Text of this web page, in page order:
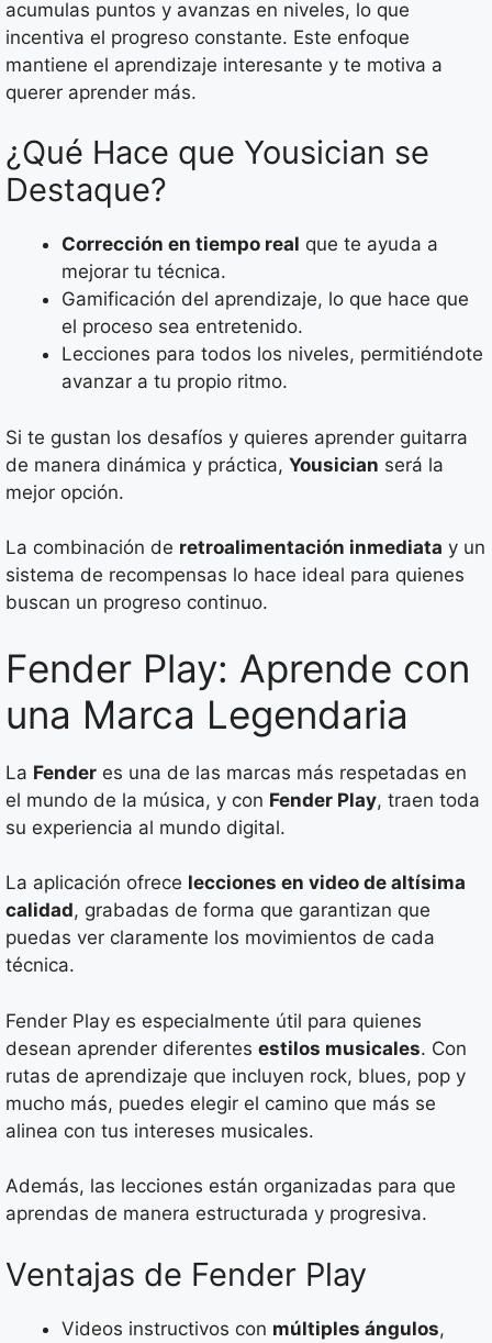
acumulas puntos y avanzas en niveles, lo que
incentiva el progreso constante. Este enfoque
mantiene el aprendizaje interesante y te motiva a
querer aprender más.
¿Qué Hace que Yousician se
Destaque?
Corrección en tiempo real que te ayuda a
mejorar tu técnica.
Gamificación del aprendizaje, lo que hace que
el proceso sea entretenido.
Lecciones para todos los niveles, permitiéndote
avanzar a tu propio ritmo.
Si te gustan los desafíos y quieres aprender guitarra
de manera dinámica y práctica, Yousician será la
mejor opción.
La combinación de retroalimentación inmediata y un
sistema de recompensas lo hace ideal para quienes
buscan un progreso continuo.
Fender Play: Aprende con
una Marca Legendaria
La Fender es una de las marcas más respetadas en
el mundo de la música, y con Fender Play, traen toda
su experiencia al mundo digital.
La aplicación ofrece lecciones en video de altísima
calidad, grabadas de forma que garantizan que
puedas ver claramente los movimientos de cada
técnica.
Fender Play es especialmente útil para quienes
desean aprender diferentes estilos musicales. Con
rutas de aprendizaje que incluyen rock, blues, pop y
mucho más, puedes elegir el camino que más se
alinea con tus intereses musicales.
Además, las lecciones están organizadas para que
aprendas de manera estructurada y progresiva.
Ventajas de Fender Play
Videos instructivos con múltiples ángulos,